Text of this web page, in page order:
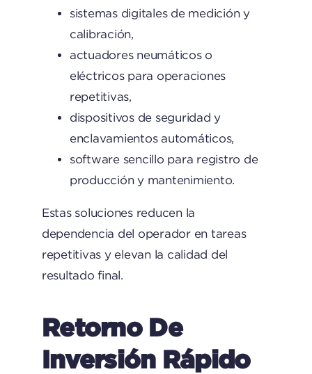
sistemas digitales de medición y
calibración,
actuadores neumáticos o
eléctricos para operaciones
repetitivas,
dispositivos de seguridad y
enclavamientos automáticos,
software sencillo para registro de
producción y mantenimiento.
Estas soluciones reducen la
dependencia del operador en tareas
repetitivas y elevan la calidad del
resultado final.
Retorno De
Inversión Rápido